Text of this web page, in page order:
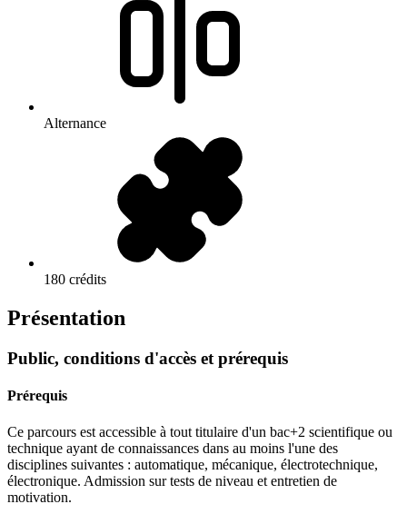
Alternance
180 crédits
Présentation
Public, conditions d'accès et prérequis
Prérequis
Ce parcours est accessible à tout titulaire d'un bac+2 scientifique ou
technique ayant de connaissances dans au moins l'une des
disciplines suivantes : automatique, mécanique, électrotechnique,
électronique. Admission sur tests de niveau et entretien de
motivation.